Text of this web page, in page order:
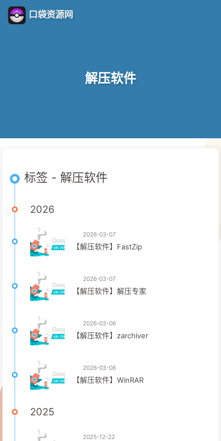
口袋资源网
解压软件
标签 - 解压软件
2026
2026-03-07
【解压软件】FastZip
2026-03-07
【解压软件】解压专家
2026-03-06
【解压软件】zarchiver
2026-03-06
【解压软件】WinRAR
2025
2025-12-22